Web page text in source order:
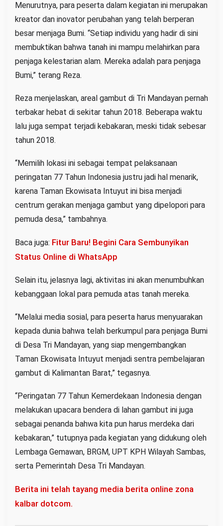
Menurutnya, para peserta dalam kegiatan ini merupakan
kreator dan inovator perubahan yang telah berperan
besar menjaga Bumi. “Setiap individu yang hadir di sini
membuktikan bahwa tanah ini mampu melahirkan para
penjaga kelestarian alam. Mereka adalah para penjaga
Bumi,” terang Reza.
Reza menjelaskan, areal gambut di Tri Mandayan pernah
terbakar hebat di sekitar tahun 2018. Beberapa waktu
lalu juga sempat terjadi kebakaran, meski tidak sebesar
tahun 2018.
“Memilih lokasi ini sebagai tempat pelaksanaan
peringatan 77 Tahun Indonesia justru jadi hal menarik,
karena Taman Ekowisata Intuyut ini bisa menjadi
centrum gerakan menjaga gambut yang dipelopori para
pemuda desa,” tambahnya.
Baca juga: Fitur Baru! Begini Cara Sembunyikan
Status Online di WhatsApp
Selain itu, jelasnya lagi, aktivitas ini akan menumbuhkan
kebanggaan lokal para pemuda atas tanah mereka.
“Melalui media sosial, para peserta harus menyuarakan
kepada dunia bahwa telah berkumpul para penjaga Bumi
di Desa Tri Mandayan, yang siap mengembangkan
Taman Ekowisata Intuyut menjadi sentra pembelajaran
gambut di Kalimantan Barat,” tegasnya.
“Peringatan 77 Tahun Kemerdekaan Indonesia dengan
melakukan upacara bendera di lahan gambut ini juga
sebagai penanda bahwa kita pun harus merdeka dari
kebakaran,” tutupnya pada kegiatan yang didukung oleh
Lembaga Gemawan, BRGM, UPT KPH Wilayah Sambas,
serta Pemerintah Desa Tri Mandayan.
Berita ini telah tayang media berita online zona
kalbar dotcom.